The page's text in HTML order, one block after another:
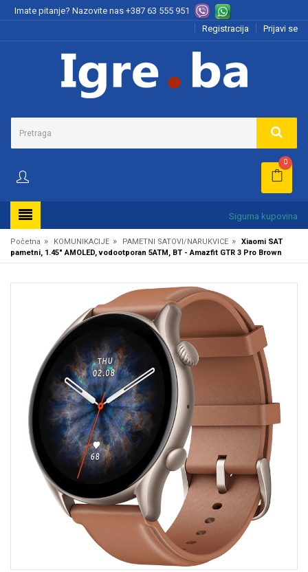
Imate pitanje? Nazovite nas +387 63 555 951
Registracija
Prijavi se
0
Sigurna kupovina
Početna » KOMUNIKACIJE » PAMETNI SATOVI/NARUKVICE »
Xiaomi SAT
pametni, 1.45" AMOLED, vodootporan 5ATM, BT - Amazfit GTR 3 Pro Brown